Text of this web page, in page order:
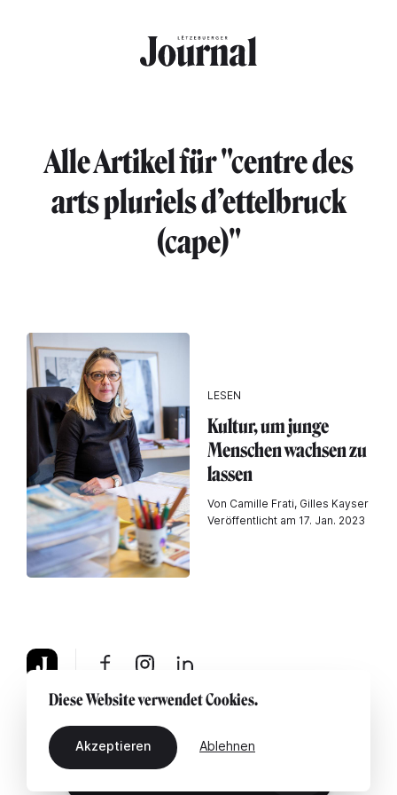
Alle Artikel für "centre des
arts pluriels d’ettelbruck
(cape)"
LESEN
Kultur, um junge
Menschen wachsen zu
lassen
Von Camille Frati, Gilles Kayser
Veröffentlicht am 17. Jan. 2023
Über uns Rechtshinweis Kontaktiere uns
Diese Website verwendet Cookies.
Akzeptieren Ablehnen